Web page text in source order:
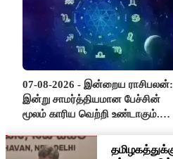
07-08-2026 - இன்றைய ராசிபலன்:
இன்று சாமர்த்தியமான பேச்சின்
மூலம் காரிய வெற்றி உண்டாகும்.
ஒப்படைப்பதில் கவனம் தேவை..!